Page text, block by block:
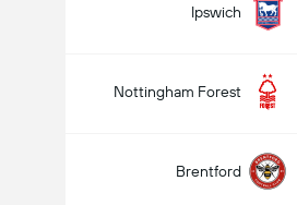
Ipswich
Nottingham Forest
Brentford